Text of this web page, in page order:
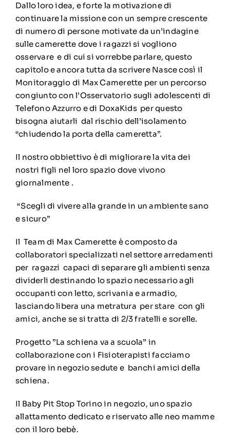
Dallo loro idea, e forte la motivazione di
continuare la missione con un sempre crescente
di numero di persone motivate da un’indagine
sulle camerette dove i ragazzi si vogliono
osservare e di cui si vorrebbe parlare, questo
capitolo e ancora tutta da scrivere Nasce così il
Monitoraggio di Max Camerette per un percorso
congiunto con l’Osservatorio sugli adolescenti di
Telefono Azzurro e di DoxaKids per questo
bisogna aiutarli dal rischio dell’isolamento
“chiudendo la porta della cameretta”.
Il nostro obbiettivo è di migliorare la vita dei
nostri figli nel loro spazio dove vivono
giornalmente .
“Scegli di vivere alla grande in un ambiente sano
e sicuro”
Il Team di Max Camerette è composto da
collaboratori specializzati nel settore arredamenti
per ragazzi capaci di separare gli ambienti senza
dividerli destinando lo spazio necessario agli
occupanti con letto, scrivania e armadio,
lasciando libera una metratura per stare con gli
amici, anche se si tratta di 2/3 fratelli e sorelle.
Progetto ”La schiena va a scuola” in
collaborazione con i Fisioterapisti facciamo
provare in negozio sedute e banchi amici della
schiena.
Il Baby Pit Stop Torino in negozio, uno spazio
allattamento dedicato e riservato alle neo mamme
con il loro bebè.